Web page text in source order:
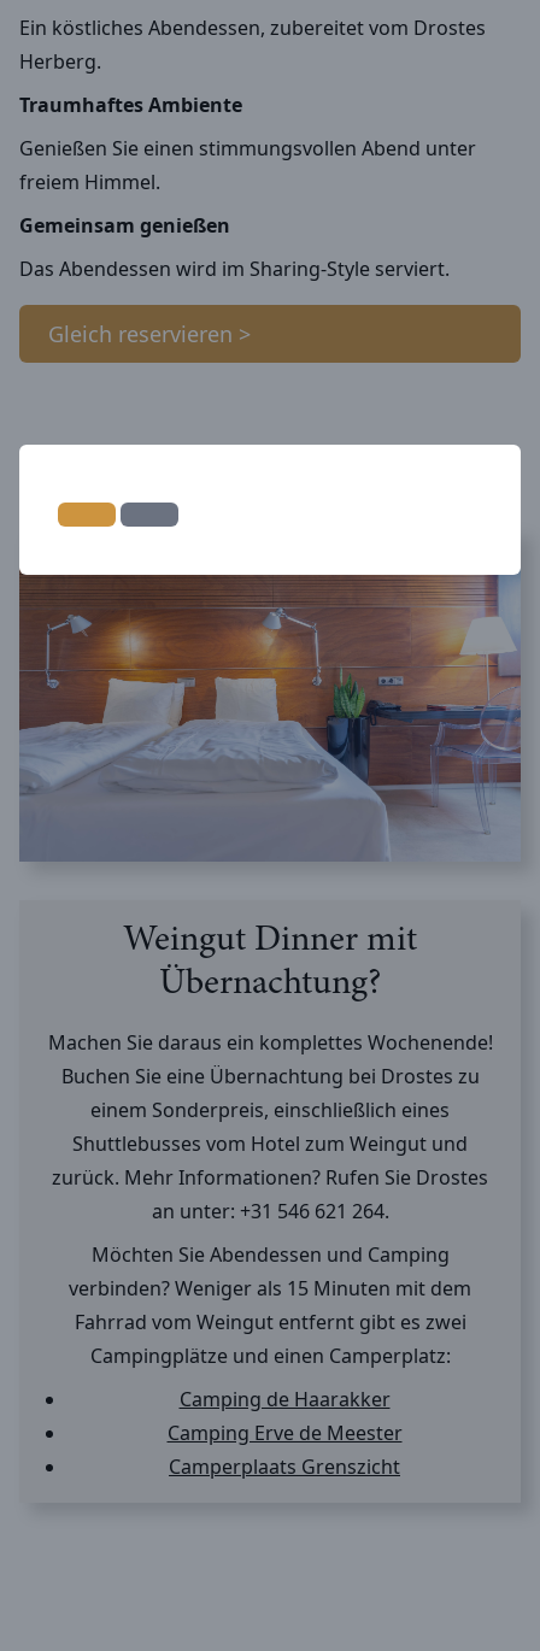
Ein köstliches Abendessen, zubereitet vom Drostes
Herberg.
Traumhaftes Ambiente
Genießen Sie einen stimmungsvollen Abend unter
freiem Himmel.
Gemeinsam genießen
Das Abendessen wird im Sharing-Style serviert.
Gleich reservieren >
Weingut Dinner mit
Übernachtung?
Machen Sie daraus ein komplettes Wochenende!
Buchen Sie eine Übernachtung bei Drostes zu
einem Sonderpreis, einschließlich eines
Shuttlebusses vom Hotel zum Weingut und
zurück. Mehr Informationen? Rufen Sie Drostes
an unter: +31 546 621 264.
Möchten Sie Abendessen und Camping
verbinden? Weniger als 15 Minuten mit dem
Fahrrad vom Weingut entfernt gibt es zwei
Campingplätze und einen Camperplatz:
Camping de Haarakker
Camping Erve de Meester
Camperplaats Grenszicht